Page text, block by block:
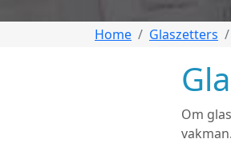
Home Glaszetters
Om